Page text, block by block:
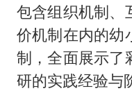
包含组织机制、
价机制在内的幼
制，全面展示了
研的实践经验与